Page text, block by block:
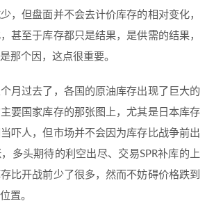
，但盘面并不会去计价库存的相对变化，
甚至于库存都只是结果，是供需的结果，
那个因，这点很重要。
月过去了，各国的原油库存出现了巨大的
要国家库存的那张图上，尤其是日本库存
吓人，但市场并不会因为库存比战争前出
多头期待的利空出尽、交易SPR补库的上
比开战前少了很多，然而不妨碍价格跌到
置。